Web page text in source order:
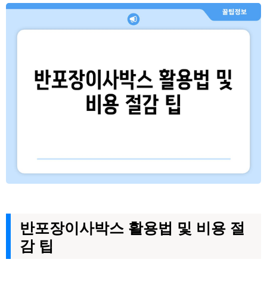
반포장이사박스 활용법 및 비용 절
감 팁